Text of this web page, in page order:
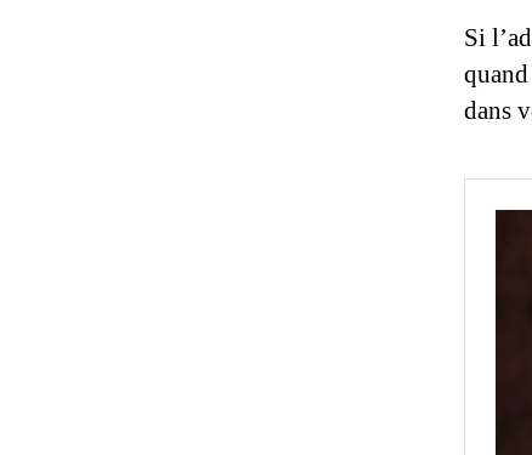
Si
dans